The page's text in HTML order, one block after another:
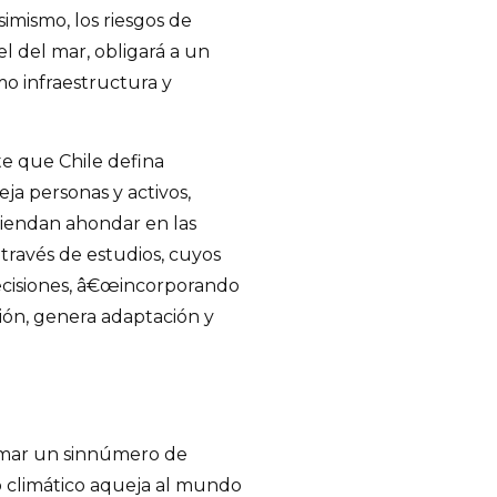
los riesgos de
del mar, obligará a un
infraestructura y
que Chile defina
personas y activos,
ahondar en las
de estudios, cuyos
â€œincorporando
genera adaptación y
un sinnúmero de
climático aqueja al mundo